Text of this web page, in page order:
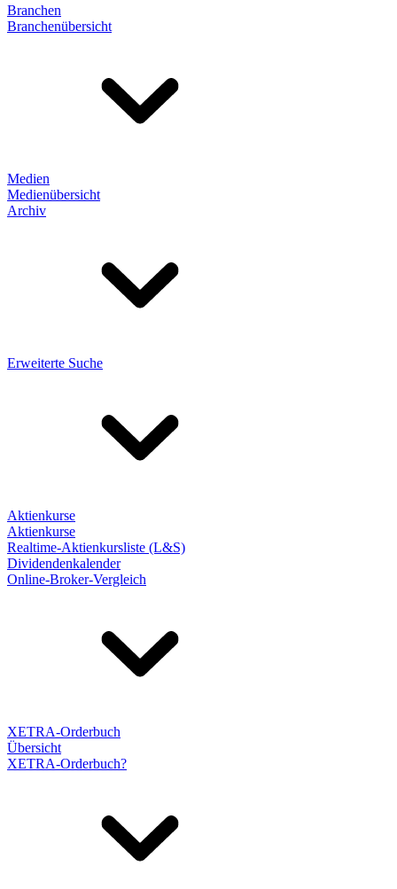
Branchen
Branchenübersicht
Medien
Medienübersicht
Archiv
Erweiterte Suche
Aktienkurse
Aktienkurse
Realtime-Aktienkursliste (L&S)
Dividendenkalender
Online-Broker-Vergleich
XETRA-Orderbuch
Übersicht
XETRA-Orderbuch?